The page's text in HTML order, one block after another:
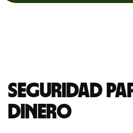
Seguridad
dinero